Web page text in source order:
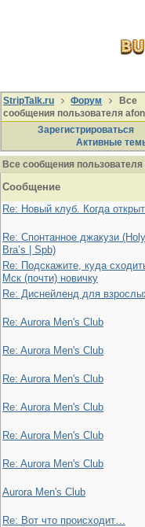
StripTalk.ru Форум
Все
сообщения пользователя
Зарегистрироваться
Активные
Все сообщения
Сообщение
Re: Новый клуб. Когда
Re: Спонтанное джакузи (Holy
Bra’s | Spb)
Re: Подскажите, куда
Мск (почти) новичку
Re: Диснейленд для
Re: Aurora Men's Club
Re: Aurora Men's Club
Re: Aurora Men's Club
Re: Aurora Men's Club
Re: Aurora Men's Club
Re: Aurora Men's Club
Aurora Men's Club
Re: Вот что происходит…